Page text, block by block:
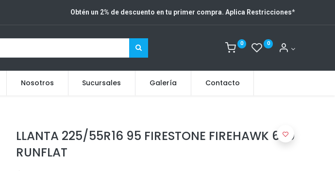
Obtén un 2% de descuento en tu primer compra. Aplica Restricciones*
0 0
Nosotros Sucursales Galería Contacto
LLANTA 225/55R16 95 FIRESTONE FIREHAWK 690
RUNFLAT